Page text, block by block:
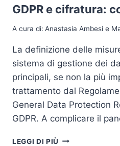
GDPR e cifratura:
A cura di: Anastasia Ambesi e
La definizione delle
sistema di gestione dei
principali, se non la più
trattamento dal
General Data Protection
GDPR. A complicare il
LEGGI DI PIÙ GDPR